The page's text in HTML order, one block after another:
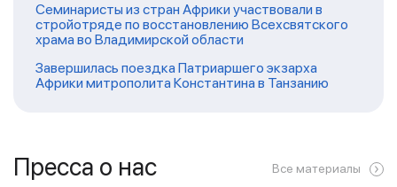
Семинаристы из стран Африки участвовали в
стройотряде по восстановлению Всехсвятского
храма во Владимирской области
Завершилась поездка Патриаршего экзарха
Африки митрополита Константина в Танзанию
Пресса о нас Все материалы